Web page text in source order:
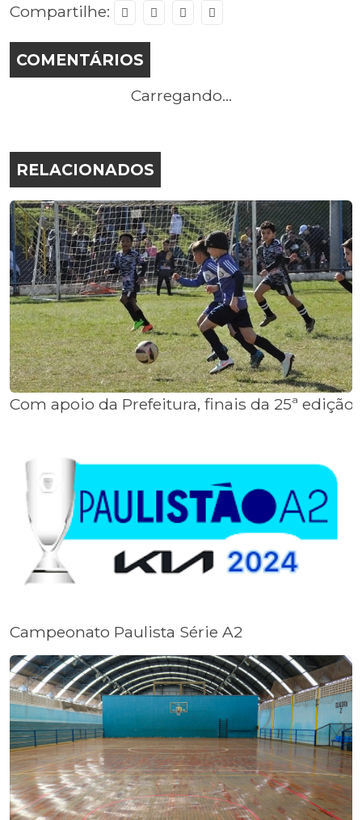
Compartilhe:
COMENTÁRIOS
Carregando...
RELACIONADOS
Com apoio da Prefeitura, finais da 25ª
Campeonato Paulista Série A2